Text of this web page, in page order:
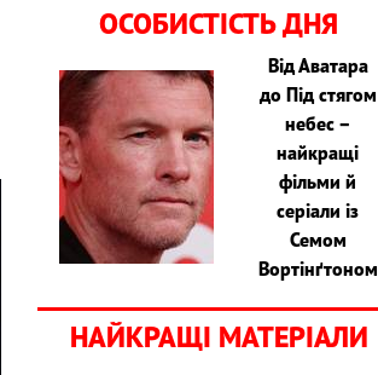
ОСОБИСТІСТЬ ДНЯ
Від Аватара
до Під стягом
небес –
найкращі
фільми й
серіали із
Семом
Вортінґтоном
НАЙКРАЩІ МАТЕРІАЛИ